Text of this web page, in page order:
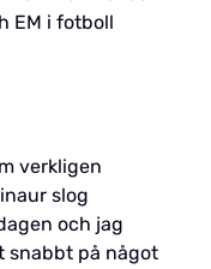
EM i fotboll
verkligen
slog
och jag
snabbt på något